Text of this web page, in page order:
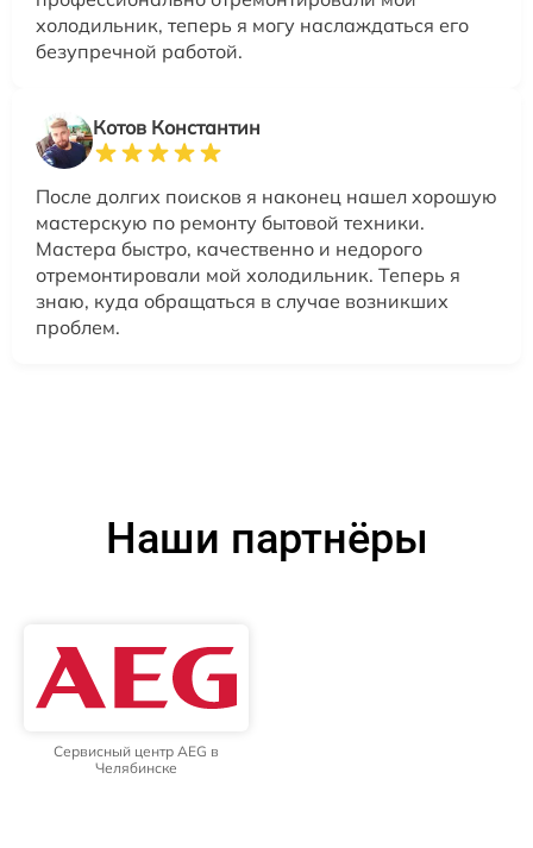
холодильник, теперь я могу наслаждаться его
безупречной работой.
Котов Константин
После долгих поисков я наконец нашел хорошую
мастерскую по ремонту бытовой техники.
Мастера быстро, качественно и недорого
отремонтировали мой холодильник. Теперь я
знаю, куда обращаться в случае возникших
проблем.
Наши партнёры
Сервисный центр AEG в
Челябинске